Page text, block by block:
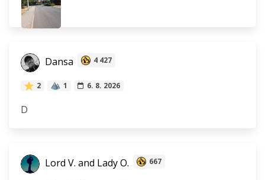
Dansa 4 427
2 1 6. 8. 2026
D
Lord V. and Lady O. 667